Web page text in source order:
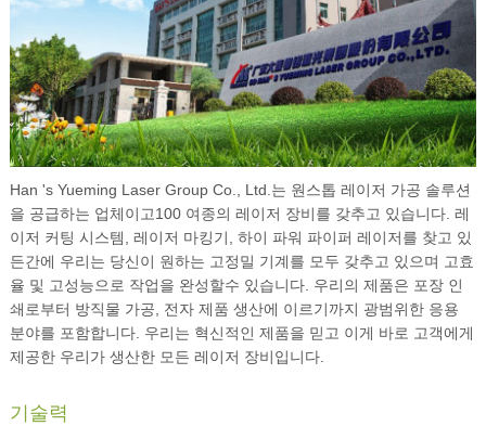
Han 's Yueming Laser Group Co., Ltd.는 원스톱 레이저 가공 솔루션
을 공급하는 업체이고100 여종의 레이저 장비를 갖추고 있습니다. 레
이저 커팅 시스템, 레이저 마킹기, 하이 파워 파이퍼 레이저를 찾고 있
든간에 우리는 당신이 원하는 고정밀 기계를 모두 갖추고 있으며 고효
율 및 고성능으로 작업을 완성할수 있습니다. 우리의 제품은 포장 인
쇄로부터 방직물 가공, 전자 제품 생산에 이르기까지 광범위한 응용
분야를 포함합니다. 우리는 혁신적인 제품을 믿고 이게 바로 고객에게
제공한 우리가 생산한 모든 레이저 장비입니다.
기술력